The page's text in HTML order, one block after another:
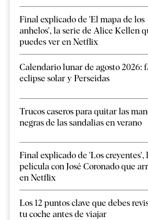
Final explicado de 'El mapa de los
anhelos', la serie de Alice Kellen
puedes ver en Netflix
Calendario lunar de agosto 2026:
eclipse solar y Perseidas
Trucos caseros para quitar las
negras de las sandalias en verano
Final explicado de 'Los creyentes',
película con José Coronado que
en Netflix
Los 12 puntos clave que debes
tu coche antes de viajar